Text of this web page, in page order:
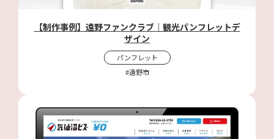
【制作事例】遠野ファンクラブ｜観光パンフレットデ
ザイン
パンフレット
#遠野市